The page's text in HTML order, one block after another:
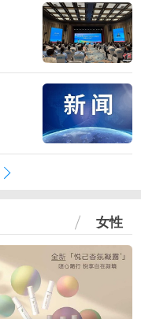
女性